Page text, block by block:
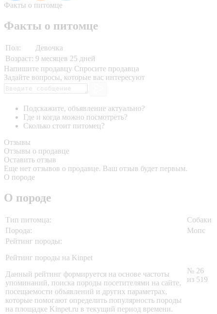
Факты о питомце
Факты о питомце
Пол:
Девочка
Возраст: 9 месяцев 25 дней
Напишите продавцу Спросите продавца
Задайте вопросы, которые вас интересуют
Подскажите, объявление актуально?
Где и когда можно посмотреть?
Сколько стоит питомец?
Отзывы
Отзывы о продавце
Оставить отзыв
Еще нет отзывов о продавце. Ваш отзыв будет первым.
О породе
О породе
Тип питомца:
Собаки
Порода:
Мопс
Рейтинг породы:
Рейтинг породы на Kinpet
Данный рейтинг формируется на основе частоты
упоминаний, поиска породы посетителями на сайте,
посещаемости объявлений и других параметрах,
которые помогают определить популярность породы
на площадке Kinpet.ru в текущий период времени.
№ 26
из 519